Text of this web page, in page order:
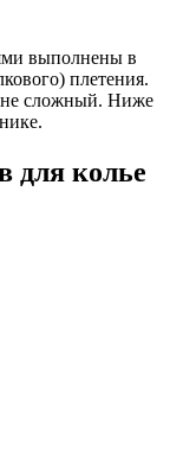
выполнены в
плетения.
не сложный. Ниже
для колье